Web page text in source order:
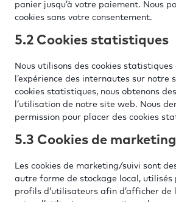
panier jusqu’à votre paiement. Nous
cookies sans votre consentement.
5.2 Cookies statistiques
Nous utilisons des cookies statistiques
l’expérience des internautes sur notre
cookies statistiques, nous obtenons
l’utilisation de notre site web. Nous
permission pour placer des cookies
5.3 Cookies de
Les cookies de marketing/suivi sont
autre forme de stockage local, utilisés
profils d’utilisateurs afin d’afficher de